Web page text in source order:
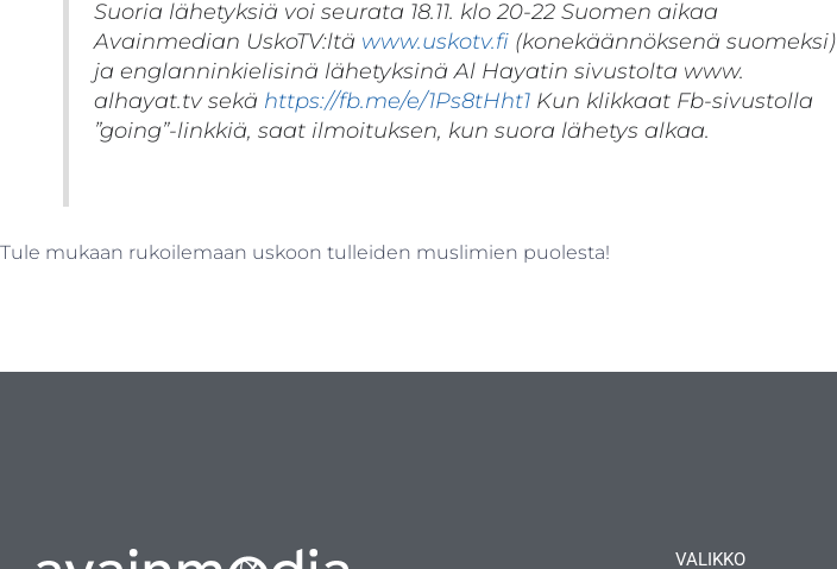
Suoria lähetyksiä voi seurata 18.11. klo 20-22 Suomen aikaa
Avainmedian UskoTV:ltä www.uskotv.fi(konekäännöksenä suomeksi)
ja englanninkielisinä lähetyksinä Al Hayatin sivustolta www.
alhayat.tv sekä https://fb.me/e/1Ps8tHht1Kun klikkaat Fb-sivustolla
”going”-linkkiä, saat ilmoituksen, kun suora lähetys alkaa.
Tule mukaan rukoilemaan uskoon tulleiden muslimien puolesta!
VALIKKO